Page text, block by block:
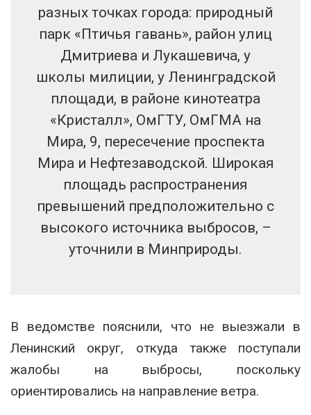
разных точках города: природный
парк «Птичья гавань», район улиц
Дмитриева и Лукашевича, у
школы милиции, у Ленинградской
площади, в районе кинотеатра
«Кристалл», ОмГТУ, ОмГМА на
Мира, 9, пересечение проспекта
Мира и Нефтезаводской. Широкая
площадь распространения
превышений предположительно с
высокого источника выбросов, –
уточнили в Минприроды.
В ведомстве пояснили, что не выезжали в
Ленинский округ, откуда также поступали
жалобы на выбросы, поскольку
ориентировались на направление ветра.